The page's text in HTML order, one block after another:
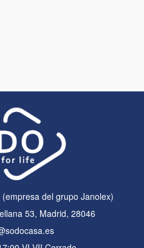
del grupo Janolex)
53, Madrid, 28046